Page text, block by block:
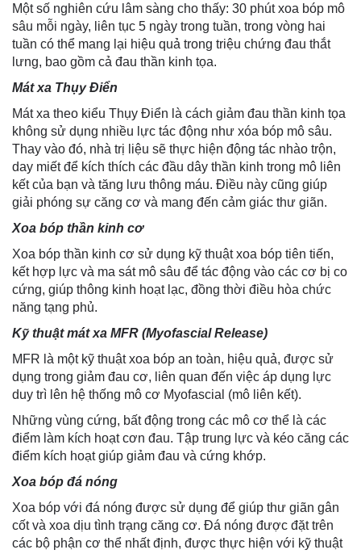
Một số nghiên cứu lâm sàng cho thấy: 30 phút xoa bóp mô
sâu mỗi ngày, liên tục 5 ngày trong tuần, trong vòng hai
tuần có thể mang lại hiệu quả trong triệu chứng đau thắt
lưng, bao gồm cả đau thần kinh tọa.
Mát xa Thụy Điển
Mát xa theo kiểu Thụy Điển là cách giảm đau thần kinh tọa
không sử dụng nhiều lực tác động như xóa bóp mô sâu.
Thay vào đó, nhà trị liệu sẽ thực hiện động tác nhào trộn,
day miết để kích thích các đầu dây thần kinh trong mô liên
kết của bạn và tăng lưu thông máu. Điều này cũng giúp
giải phóng sự căng cơ và mang đến cảm giác thư giãn.
Xoa bóp thần kinh cơ
Xoa bóp thần kinh cơ sử dụng kỹ thuật xoa bóp tiên tiến,
kết hợp lực và ma sát mô sâu để tác động vào các cơ bị co
cứng, giúp thông kinh hoạt lạc, đồng thời điều hòa chức
năng tạng phủ.
Kỹ thuật mát xa MFR (Myofascial Release)
MFR là một kỹ thuật xoa bóp an toàn, hiệu quả, được sử
dụng trong giảm đau cơ, liên quan đến việc áp dụng lực
duy trì lên hệ thống mô cơ Myofascial (mô liên kết).
Những vùng cứng, bất động trong các mô cơ thể là các
điểm làm kích hoạt cơn đau. Tập trung lực và kéo căng các
điểm kích hoạt giúp giảm đau và cứng khớp.
Xoa bóp đá nóng
Xoa bóp với đá nóng được sử dụng để giúp thư giãn gân
cốt và xoa dịu tình trạng căng cơ. Đá nóng được đặt trên
các bộ phận cơ thể nhất định, được thực hiện với kỹ thuật